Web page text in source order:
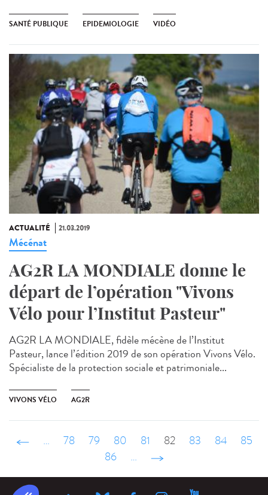
SANTÉ PUBLIQUE EPIDEMIOLOGIE VIDÉO
ACTUALITÉ 21.03.2019
Mécénat
AG2R LA MONDIALE donne le
départ de l’opération "Vivons
Vélo pour l’Institut Pasteur"
AG2R LA MONDIALE, fidèle mécène de l’Institut
Pasteur, lance l’édition 2019 de son opération Vivons Vélo.
Spécialiste de la protection sociale et patrimoniale...
VIVONS VÉLO AG2R
‹ précédent
… 78 79 80 81 82 83 84
85
86
… suivant ›